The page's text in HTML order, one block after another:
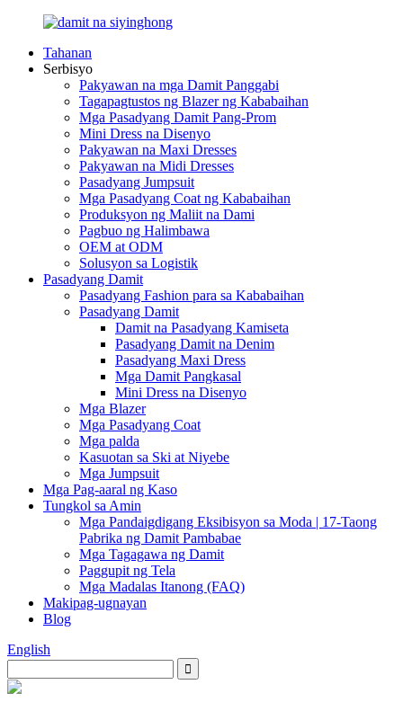
Tahanan
Serbisyo
Pakyawan na mga Damit Panggabi
Tagapagtustos ng Blazer ng Kababaihan
Mga Pasadyang Damit Pang-Prom
Mini Dress na Disenyo
Pakyawan na Maxi Dresses
Pakyawan na Midi Dresses
Pasadyang Jumpsuit
Mga Pasadyang Coat ng Kababaihan
Produksyon ng Maliit na Dami
Pagbuo ng Halimbawa
OEM at ODM
Solusyon sa Logistik
Pasadyang Damit
Pasadyang Fashion para sa Kababaihan
Pasadyang Damit
Damit na Pasadyang Kamiseta
Pasadyang Damit na Denim
Pasadyang Maxi Dress
Mga Damit Pangkasal
Mini Dress na Disenyo
Mga Blazer
Mga Pasadyang Coat
Mga palda
Kasuotan sa Ski at Niyebe
Mga Jumpsuit
Mga Pag-aaral ng Kaso
Tungkol sa Amin
Mga Pandaigdigang Eksibisyon sa Moda | 17-Taong
Pabrika ng Damit Pambabae
Mga Tagagawa ng Damit
Paggupit ng Tela
Mga Madalas Itanong (FAQ)
Makipag-ugnayan
Blog
English